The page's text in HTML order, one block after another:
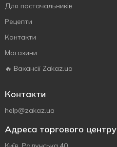
Для постачальників
Рецепти
Контакти
Магазини
🔥 Вакансії Zakaz.ua
Контакти
help@zakaz.ua
Адреса торгового центру